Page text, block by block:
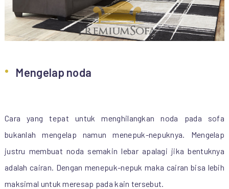
Mengelap noda
Cara yang tepat untuk menghilangkan noda pada sofa
bukanlah mengelap namun menepuk-nepuknya. Mengelap
justru membuat noda semakin lebar apalagi jika bentuknya
adalah cairan. Dengan menepuk-nepuk maka cairan bisa lebih
maksimal untuk meresap pada kain tersebut.